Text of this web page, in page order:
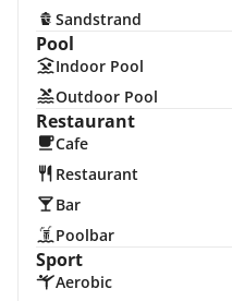
Sandstrand
Pool
Indoor Pool
Outdoor Pool
Restaurant
Cafe
Restaurant
Bar
Poolbar
Sport
Aerobic